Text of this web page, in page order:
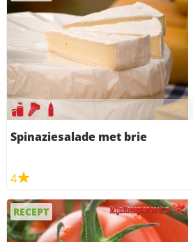
Spinaziesalade met brie
4
RECEPT